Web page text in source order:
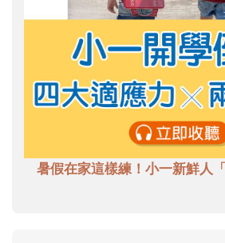
暑假在家這樣練！小一新鮮人